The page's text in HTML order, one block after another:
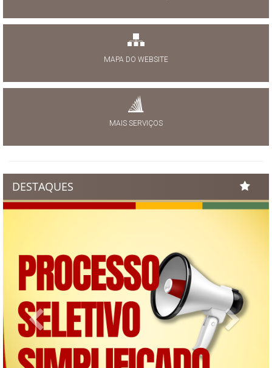
MAPA DO WEBSITE
MAIS SERVIÇOS
DESTAQUES
Previous Next